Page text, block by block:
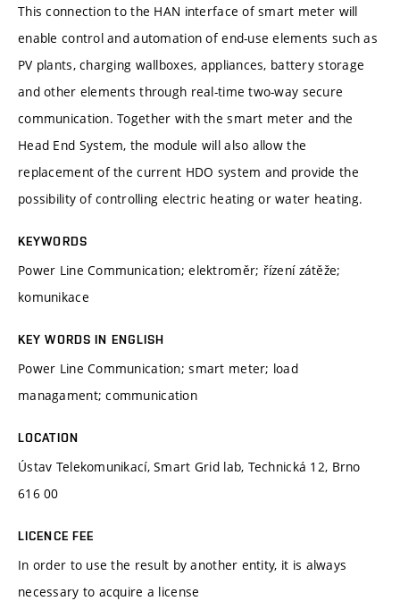
This connection to the HAN interface of smart meter will
enable control and automation of end-use elements such as
PV plants, charging wallboxes, appliances, battery storage
and other elements through real-time two-way secure
communication. Together with the smart meter and the
Head End System, the module will also allow the
replacement of the current HDO system and provide the
possibility of controlling electric heating or water heating.
KEYWORDS
Power Line Communication; elektroměr; řízení zátěže;
komunikace
KEY WORDS IN ENGLISH
Power Line Communication; smart meter; load
managament; communication
LOCATION
Ústav Telekomunikací, Smart Grid lab, Technická 12, Brno
616 00
LICENCE FEE
In order to use the result by another entity, it is always
necessary to acquire a license